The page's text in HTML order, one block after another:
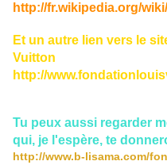
http://fr.wikipedia.org/
Et un autre lien vers le
Vuitton
http://
Tu peux aussi regarder
qui, je l'espère, te
http://www.b-lisama.com/